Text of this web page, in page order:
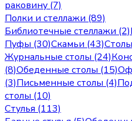
раковину (7)
Полки и стеллажи (89)
Библиотечные стеллажи (2)
Пуфы (30)Скамьи (43)
Журнальные столы (24)
(8)Обеденные столы (15)
(3)Письменные столы (4)
столы (10)
Стулья (113)